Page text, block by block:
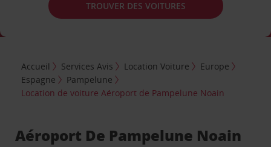
TROUVER DES VOITURES
Accueil Services Avis Location Voiture
Europe
Espagne
Pampelune
Location de voiture Aéroport de Pampelune Noain
Aéroport De Pampelune Noain